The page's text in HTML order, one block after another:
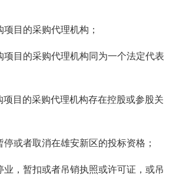
目的采购代理机构；
目的采购代理机构同为一个法定代表
目的采购代理机构存在控股或参股关
者取消在雄安新区的投标资格；
，暂扣或者吊销执照或许可证，或吊